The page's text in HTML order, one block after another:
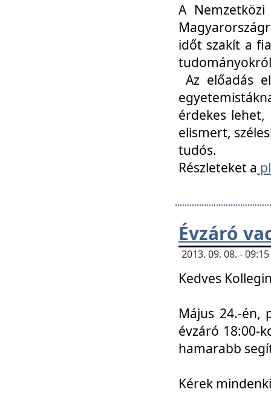
A
időt szakít a
Az előadás
érdekes lehet,
elismert,
tudós.
Részleteket a
Évzáró
2013. 09. 08. -
Kedves
Május 24.-én,
évzáró 18:00-
hamarabb
Kérek